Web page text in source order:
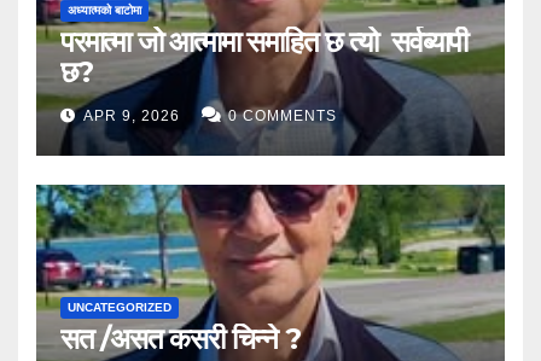
अध्यात्मको बाटोमा
परमात्मा जो आत्मामा समाहित छ त्यो सर्वब्यापी
छ?
APR 9, 2026 0 COMMENTS
UNCATEGORIZED
सत /असत कसरी चिन्ने ?